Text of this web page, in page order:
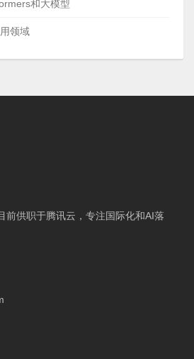
和大模型
领域
前供职于腾讯云，专注国际化和AI落